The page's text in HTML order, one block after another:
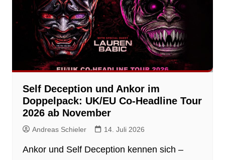
Self Deception und Ankor im
Doppelpack: UK/EU Co-Headline Tour
2026 ab November
Andreas Schieler 14. Juli 2026
Ankor und Self Deception kennen sich –